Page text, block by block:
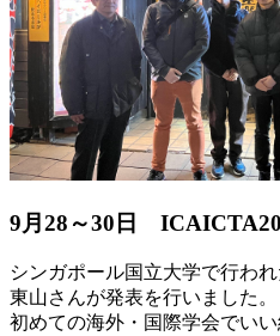
9月28～30日
シンガポール国立大学で行わ
東山さんが発表を行いました。
初めての海外・国際学会でい